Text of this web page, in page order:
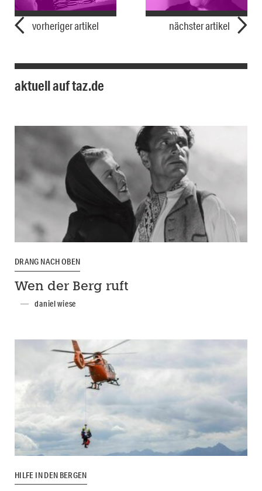
vorheriger artikel nächster artikel
aktuell auf taz.de
DRANG NACH OBEN
Wen der Berg ruft
daniel wiese
HILFE IN DEN BERGEN